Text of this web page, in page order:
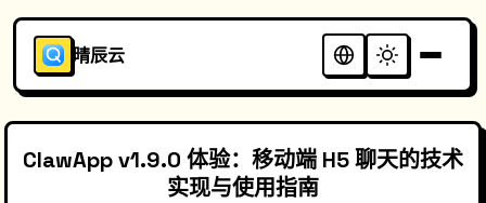
晴辰云
ClawApp v1.9.0 体验：移动端 H5 聊天的技术
实现与使用指南